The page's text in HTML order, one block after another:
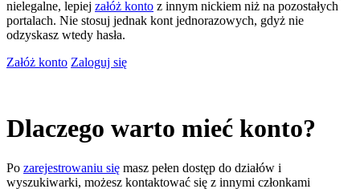
nielegalne, lepiej załóż konto z innym nickiem niż na pozostałych
portalach. Nie stosuj jednak kont jednorazowych, gdyż nie
odzyskasz wtedy hasła.
Załóż konto Zaloguj się
Dlaczego warto mieć konto?
Po zarejestrowaniu się masz pełen dostęp do działów i
wyszukiwarki, możesz kontaktować się z innymi członkami